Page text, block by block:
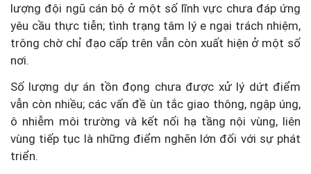
lượng đội ngũ cán bộ ở một số lĩnh vực chưa đáp ứng
yêu cầu thực tiễn; tình trạng tâm lý e ngại trách nhiệm,
trông chờ chỉ đạo cấp trên vẫn còn xuất hiện ở một số
nơi.
Số lượng dự án tồn đọng chưa được xử lý dứt điểm
vẫn còn nhiều; các vấn đề ùn tắc giao thông, ngập úng,
ô nhiễm môi trường và kết nối hạ tầng nội vùng, liên
vùng tiếp tục là những điểm nghẽn lớn đối với sự phát
triển.